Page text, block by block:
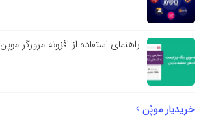
راهنمای استفاده از افزونه مرورگر موپن
خریدیار موپُن